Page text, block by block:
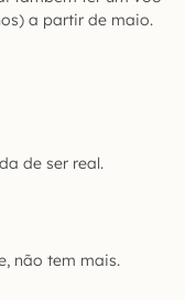
a partir de maio.
de ser real.
não tem mais.